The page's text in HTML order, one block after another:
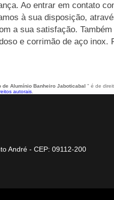
Ao entrar em contato
à sua disposição,
a sua satisfação.
e corrimão de aço inox.
de Alumínio Banheiro Jaboticabal " é de
autorais
André - CEP: 09112-200